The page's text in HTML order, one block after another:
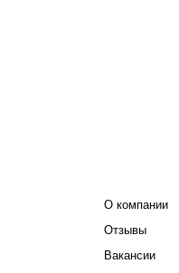
О компании
Отзывы
Вакансии